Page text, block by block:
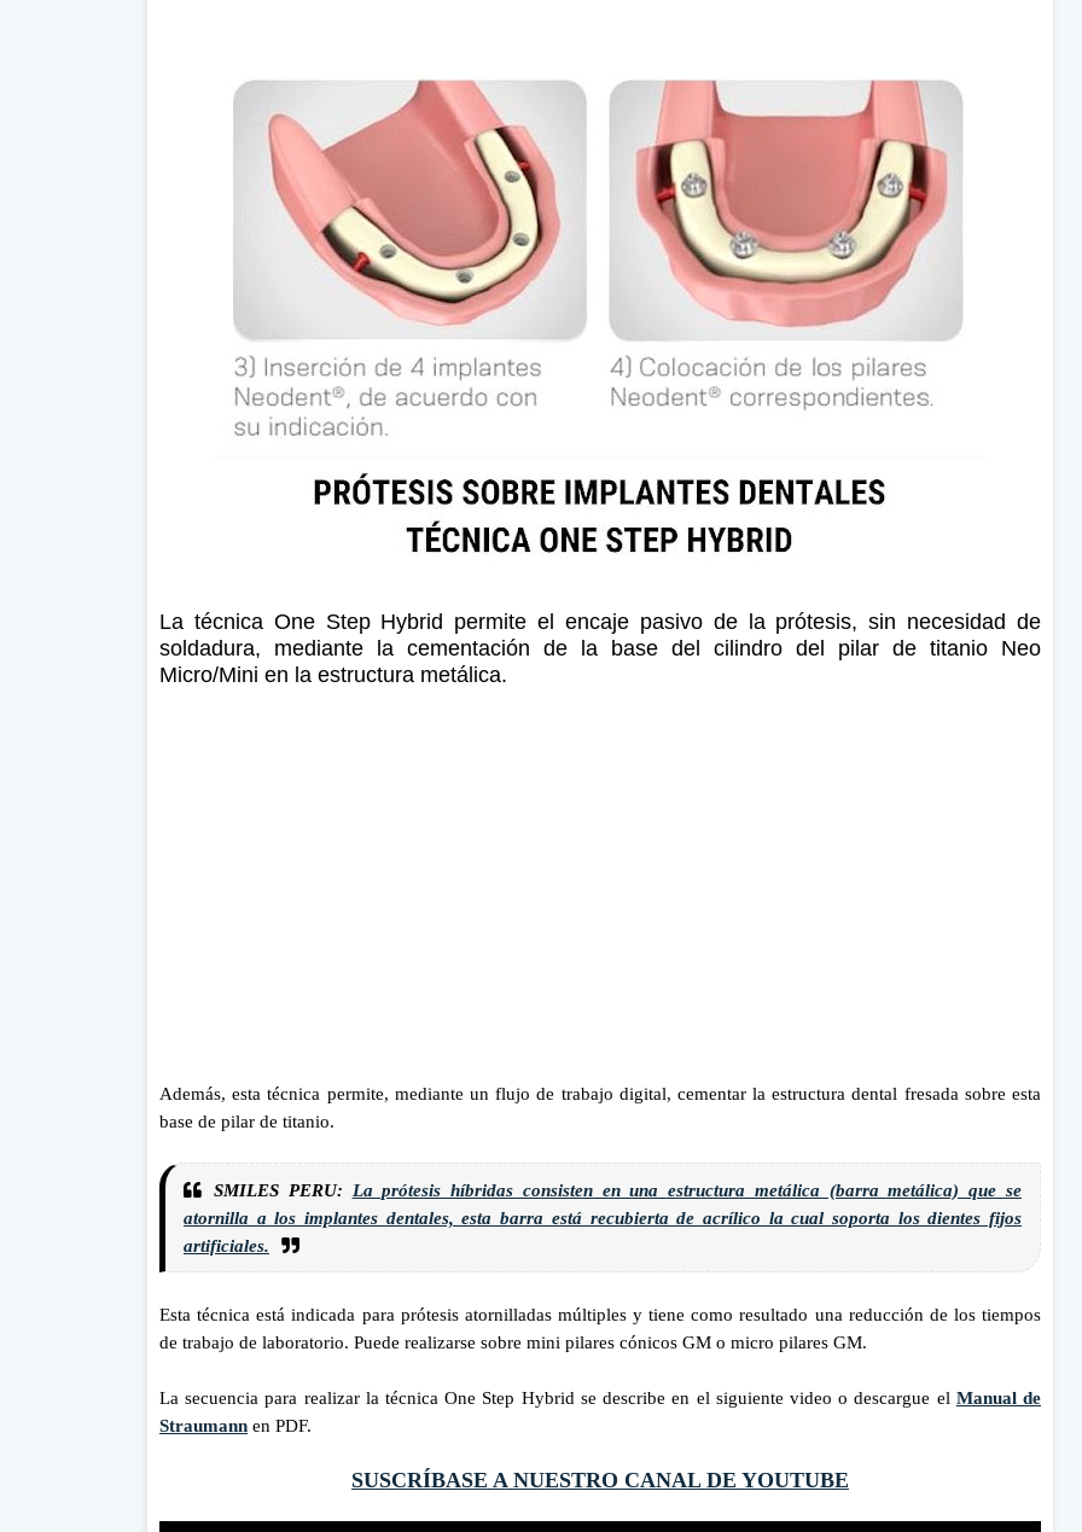
La técnica One Step Hybrid permite el encaje pasivo de la prótesis, sin necesidad de
soldadura, mediante la cementación de la base del cilindro del pilar de titanio Neo
Micro/Mini en la estructura metálica.
Además, esta técnica permite, mediante un flujo de trabajo digital, cementar la estructura dental fresada sobre esta
base de pilar de titanio.
SMILES PERU: La prótesis híbridas consisten en una estructura metálica (barra metálica) que se
atornilla a los implantes dentales, esta barra está recubierta de acrílico la cual soporta los dientes fijos
artificiales.
Esta técnica está indicada para prótesis atornilladas múltiples y tiene como resultado una reducción de los tiempos
de trabajo de laboratorio. Puede realizarse sobre mini pilares cónicos GM o micro pilares GM.
La secuencia para realizar la técnica One Step Hybrid se describe en el siguiente video o descargue el Manual de
Straumann en PDF.
SUSCRÍBASE A NUESTRO CANAL DE YOUTUBE